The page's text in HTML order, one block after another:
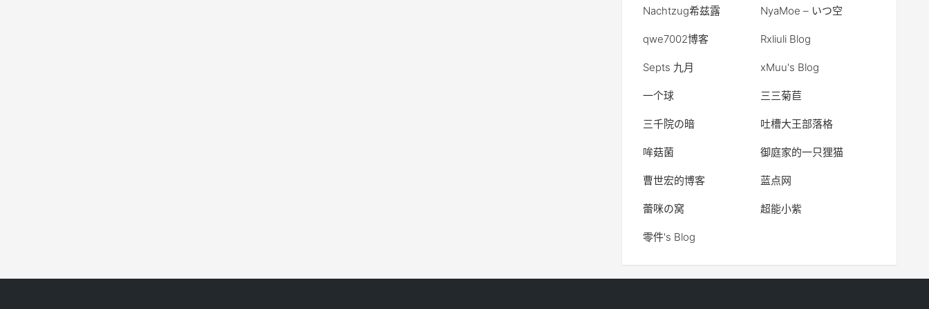
Nachtzug希兹露 NyaMoe – いつ空
qwe7002博客 Rxliuli Blog
Septs 九月 xMuu's Blog
一个球 三三菊苣
三千院の暗 吐槽大王部落格
哞菇菌 御庭家的一只狸猫
曹世宏的博客 蓝点网
蕾咪の窝 超能小紫
零件's Blog